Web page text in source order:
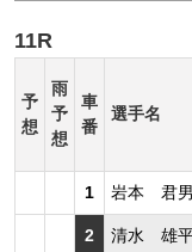
11R
予
想
雨
予
想
車
番
選手名
1 岩本 君男
2 清水 雄